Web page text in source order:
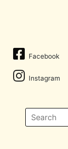
Facebook
Instagram